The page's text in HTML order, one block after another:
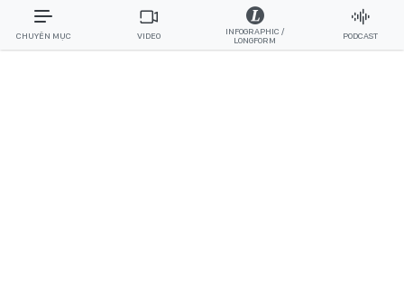
CHUYÊN MỤC VIDEO
INFOGRAPHIC /
LONGFORM
PODCAST